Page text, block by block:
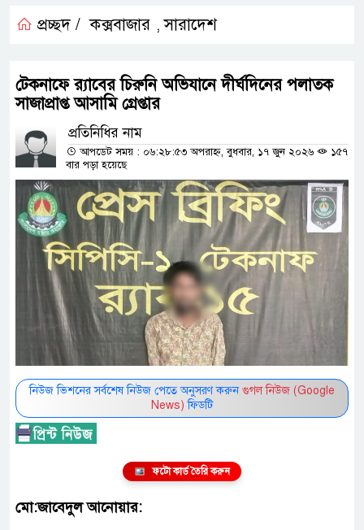
প্রচ্ছদ / কক্সবাজার ,সারাদেশ
টেকনাফে র‌্যাবের চিরুনি অভিযানে দীর্ঘদিনের পলাতক
সাজাপ্রাপ্ত আসামি গ্রেপ্তার
প্রতিনিধির নাম
আপডেট সময় : ০৬:২৮:৫৩ অপরাহ্ন, বুধবার, ১৭ জুন ২০২৬
১৫৭
বার পড়া হয়েছে
নিউজ ভিশনের সর্বশেষ নিউজ পেতে অনুসরণ করুন গুগল নিউজ (Google
News) ফিডটি
ফটো কার্ড তৈরি করুন
মো:জাবেদুল আনোয়ার: